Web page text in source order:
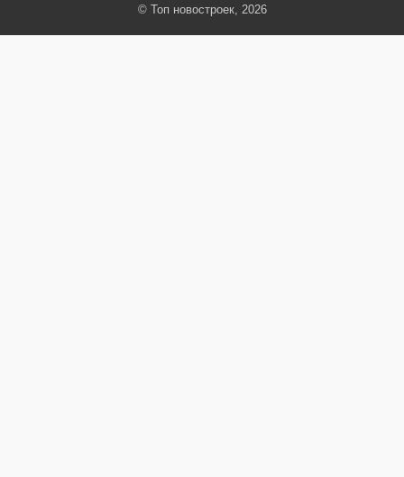
© Топ новостроек, 2026